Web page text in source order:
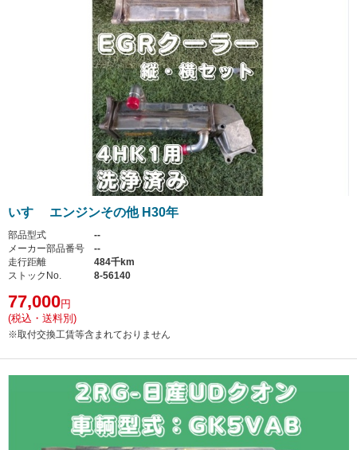
いすゞ エンジンその他 H30年
部品型式
--
メーカー部品番号
--
走行距離
484千km
ストックNo.
8-56140
77,000円
(税込・送料別)
※取付交換工賃等含まれておりません